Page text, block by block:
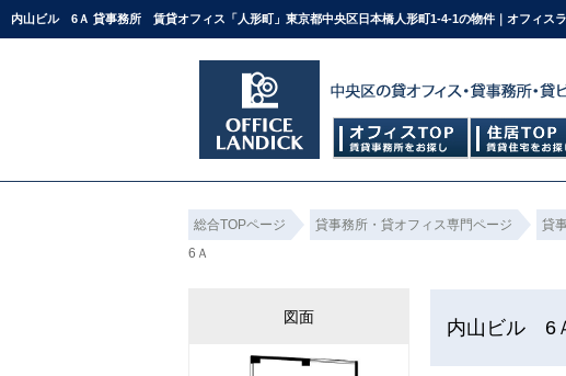
内山ビル 6Ａ 貸事務所 賃貸オフィス「人形町」東京都中央区日本橋人形町1-4-1の物件｜オフィス
総合TOPページ 貸事務所・貸オフィス専門ページ 貸
6Ａ
内山ビル 6
図面